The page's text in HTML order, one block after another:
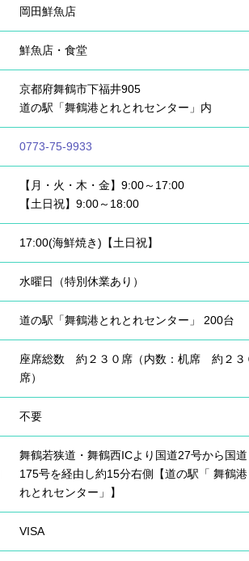
岡田鮮魚店
鮮魚店・食堂
京都府舞鶴市下福井905
道の駅「舞鶴港とれとれセンター」内
0773-75-9933
【月・火・木・金】9:00～17:00
【土日祝】9:00～18:00
17:00(海鮮焼き)【土日祝】
水曜日（特別休業あり）
道の駅「舞鶴港とれとれセンター」 200台
座席総数 約２３０席（内数：机席 約２３
席）
不要
舞鶴若狭道・舞鶴西ICより国道27号から国道
175号を経由し約15分右側【道の駅「 舞鶴港
れとれセンター」】
VISA